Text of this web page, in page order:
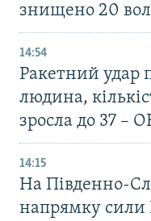
знищено 20
14:54
Ракетний удар
людина,
зросла до 37 –
14:15
На Південно-
напрямку сили